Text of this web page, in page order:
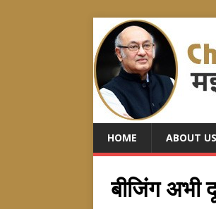
HOME ABOUT US
बीजिंग